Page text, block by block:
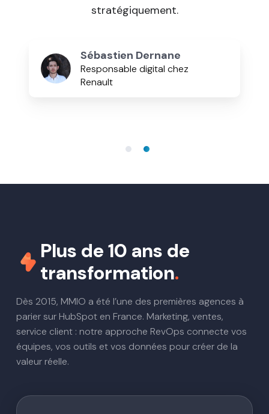
stratégiquement.
Sébastien Dernane
Responsable digital chez
Renault
Plus de 10 ans de
transformation.
Dès 2015, MMIO a été l’une des premières agences à
parier sur HubSpot en France. Marketing, ventes,
service client : notre approche RevOps connecte vos
équipes, vos outils et vos données pour créer de la
valeur réelle.